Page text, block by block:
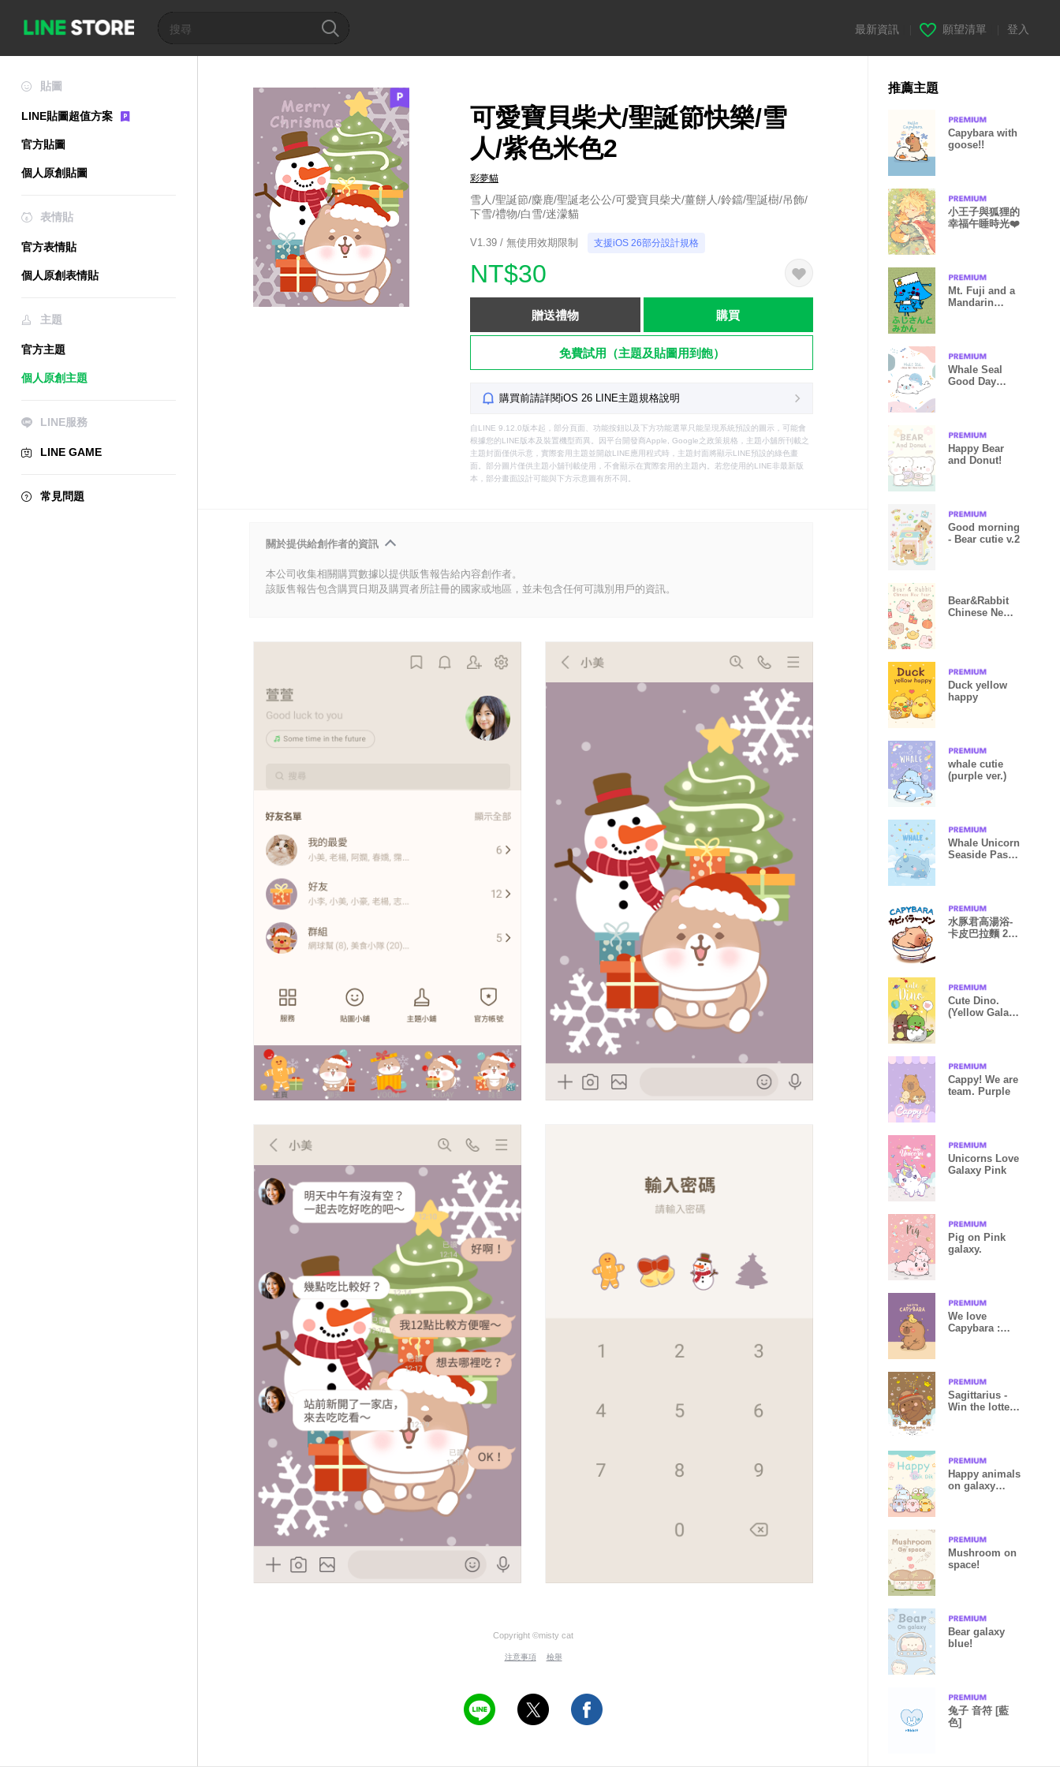
最新資訊 願望清單 登入
貼圖
LINE貼圖超值方案
官方貼圖
個人原創貼圖
表情貼
官方表情貼
個人原創表情貼
主題
官方主題
個人原創主題
LINE服務
LINE GAME
常見問題
可愛寶貝柴犬/聖誕節快樂/雪
人/紫色米色2
彩夢貓
雪人/聖誕節/麋鹿/聖誕老公公/可愛寶貝柴犬/薑餅人/鈴鐺/聖誕樹/吊飾/
下雪/禮物/白雪/迷濛貓
V1.39 / 無使用效期限制 支援iOS 26部分設計規格
NT$30
贈送禮物 購買
免費試用（主題及貼圖用到飽）
購買前請詳閱iOS 26 LINE主題規格說明
自LINE 9.12.0版本起，部分頁面、功能按鈕以及下方功能選單只能呈現系統預設的圖示，可能會
根據您的LINE版本及裝置機型而異。因平台開發商Apple, Google之政策規格，主題小舖所刊載之
主題封面僅供示意，實際套用主題並開啟LINE應用程式時，主題封面將顯示LINE預設的綠色畫
面。部分圖片僅供主題小舖刊載使用，不會顯示在實際套用的主題內。若您使用的LINE非最新版
本，部分畫面設計可能與下方示意圖有所不同。
關於提供給創作者的資訊
本公司收集相關購買數據以提供販售報告給內容創作者。
該販售報告包含購買日期及購買者所註冊的國家或地區，並未包含任何可識別用戶的資訊。
Copyright ©misty cat
注意事項 檢舉
推薦主題
Capybara with
goose!!
小王子與狐狸的
幸福午睡時光❤️
Mt. Fuji and a
Mandarin
Whale Seal
Good Day
Happy Bear
and Donut!
Good morning
- Bear cutie v.2
Bear&Rabbit
Chinese New
Duck yellow
happy
whale cutie
(purple ver.)
Whale Unicorn
Seaside Pastel
水豚君高湯浴-
卡皮巴拉麵 2.2
Cute Dino.
(Yellow Galaxy
Cappy! We are
team. Purple
Unicorns Love
Galaxy Pink
Pig on Pink
galaxy.
We love
Capybara :
Sagittarius -
Win the lottery
Happy animals
on galaxy
Mushroom on
space!
Bear galaxy
blue!
兔子 音符 [藍
色]